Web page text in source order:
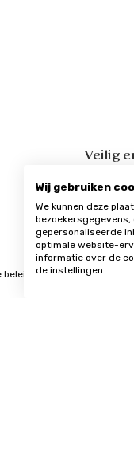
Veilig
beleid Update cookie
Wij gebruiken
We kunnen deze
gepersonaliseerde
optimale website-
informatie over de
de instellingen.